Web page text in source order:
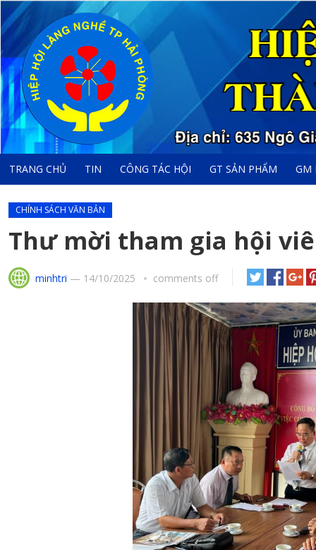
TRANG CHỦ TIN CÔNG TÁC HỘI GT SẢN PHẨM GM
CHÍNH SÁCH VĂN BẢN
Thư mời tham gia hội
minhtri — 14/10/2025 comments off